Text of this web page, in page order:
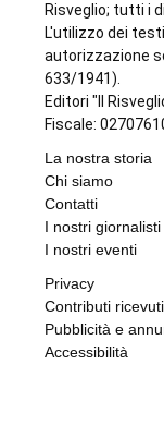
Risveglio; tutti i
L'utilizzo dei
autorizzazione
633/1941).
Editori "Il
Fiscale:
La nostra storia
Chi siamo
Contatti
I nostri giornalisti
I nostri eventi
Privacy
Contributi ricevuti
Pubblicità e
Accessibilità